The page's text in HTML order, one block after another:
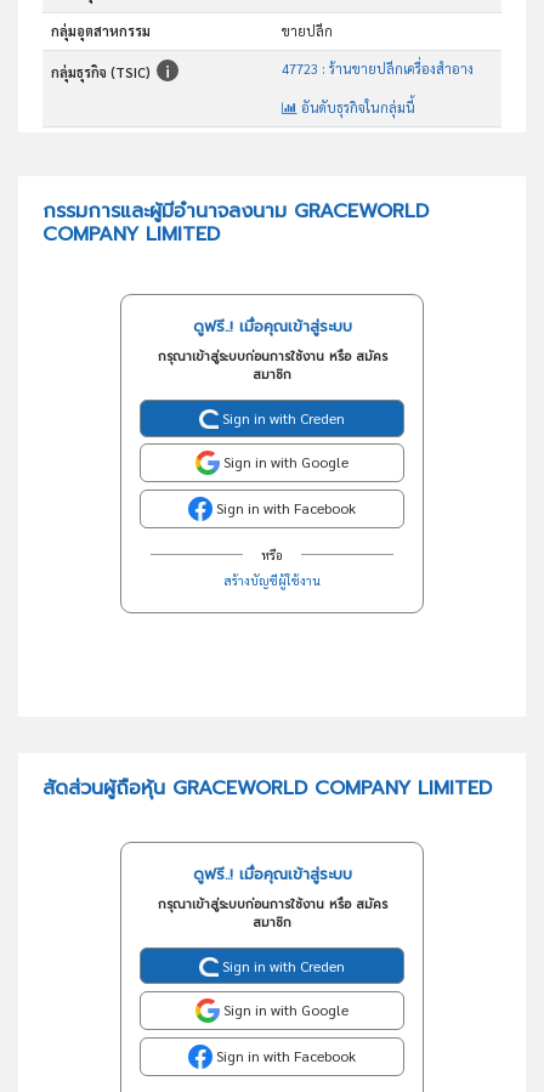
กลุ่มอุตสาหกรรม ขายปลีก
กลุ่มธุรกิจ (TSIC) 47723 : ร้านขายปลีกเครื่องสำอาง
อันดับธุรกิจในกลุ่มนี้
กรรมการและผู้มีอำนาจลงนาม GRACEWORLD
COMPANY LIMITED
ดูฟรี..! เมื่อคุณเข้าสู่ระบบ
กรุณาเข้าสู่ระบบก่อนการใช้งาน หรือ สมัคร
สมาชิก
Sign in with Creden
Sign in with Google
Sign in with Facebook
หรือ
สร้างบัญชีผู้ใช้งาน
สัดส่วนผู้ถือหุ้น GRACEWORLD COMPANY LIMITED
ดูฟรี..! เมื่อคุณเข้าสู่ระบบ
กรุณาเข้าสู่ระบบก่อนการใช้งาน หรือ สมัคร
สมาชิก
Sign in with Creden
Sign in with Google
Sign in with Facebook